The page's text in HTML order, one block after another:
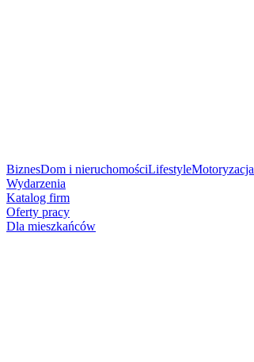
BiznesDom i nieruchomościLifestyleMotoryzacja
Wydarzenia
Katalog firm
Oferty pracy
Dla mieszkańców